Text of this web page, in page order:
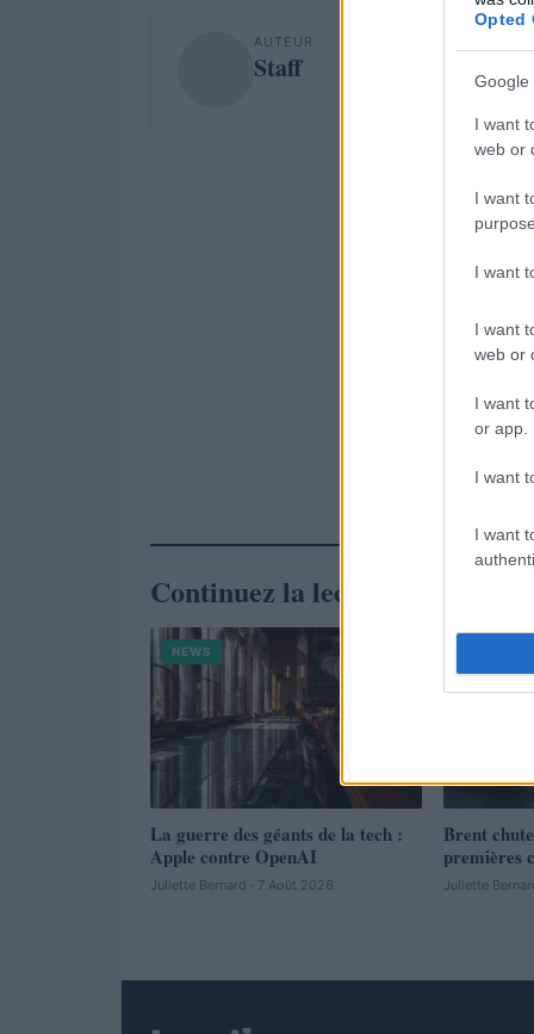
Opted
Google
I want
web or
I want
I want
I want
web or
I want
or app.
I want
I want
AUTEUR
Staff
Continuez la lecture
NEWS
La guerre des géants de la tech :
Apple contre OpenAI
Juliette Bernard · 7 Août 2026
Brent
premières
Juliette